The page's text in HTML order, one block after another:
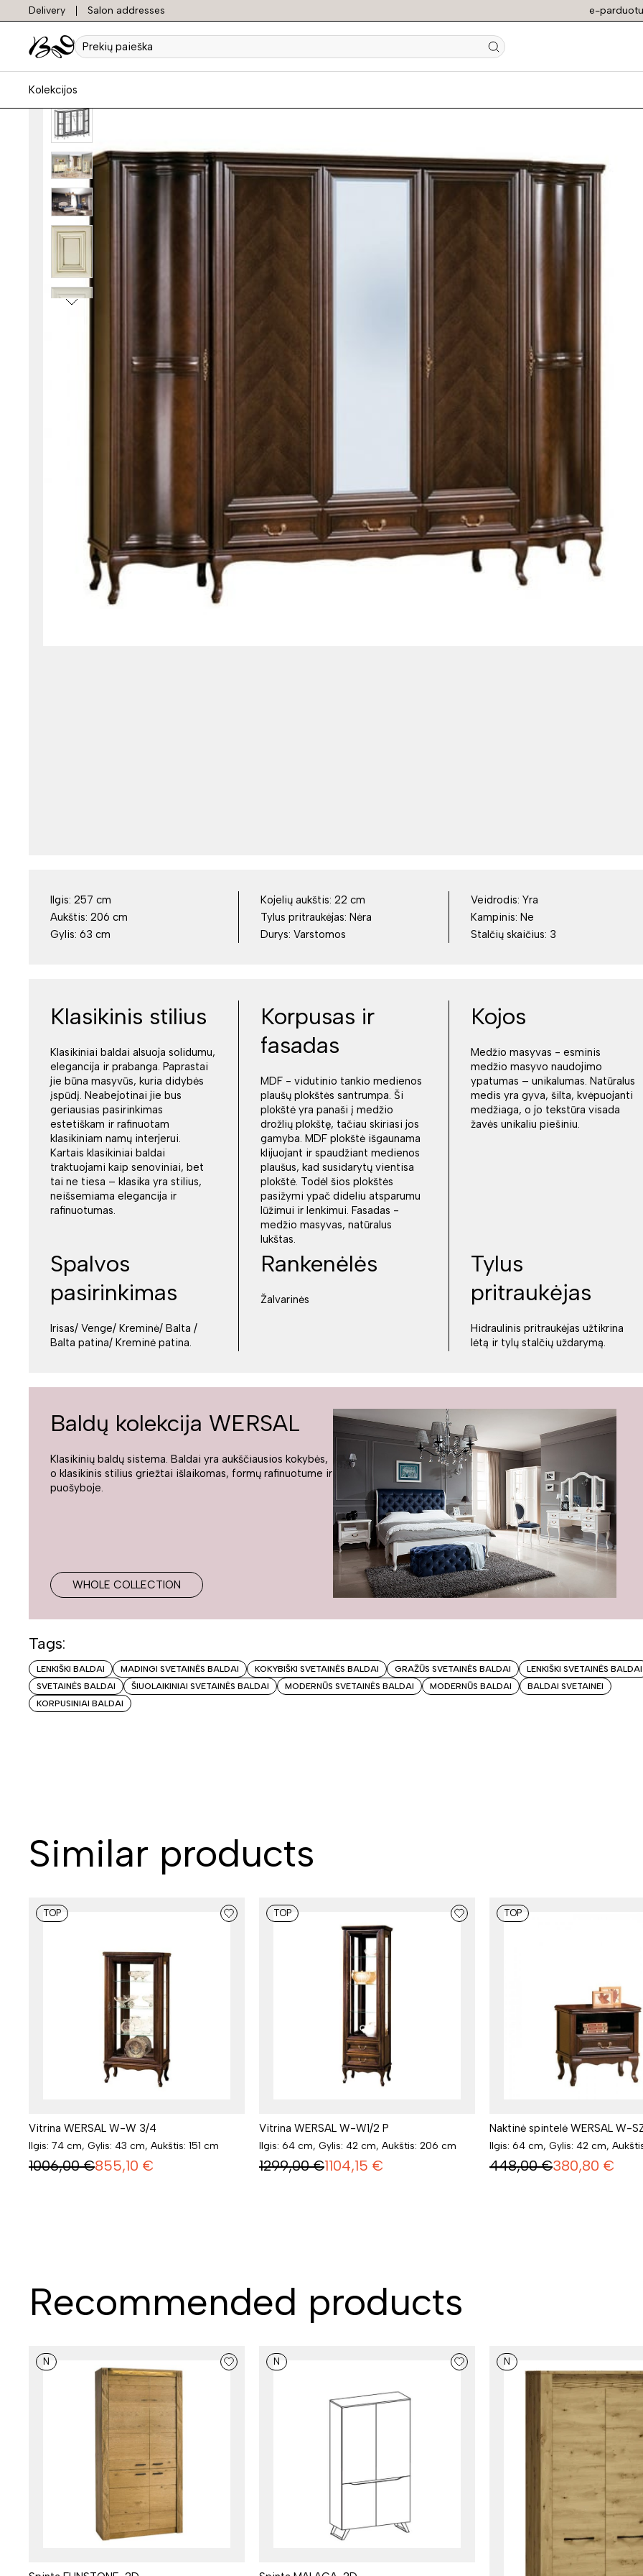
Delivery Salon addresses e-
Prekių
paieška
Kolekcijos
Ilgis: 257 cm
Aukštis: 206 cm
Gylis: 63 cm
Kojelių aukštis: 22 cm
Tylus pritraukėjas: Nėra
Durys: Varstomos
Veidrodis: Yra
Kampinis: Ne
Stalčių skaičius: 3
Klasikinis stilius
Klasikiniai baldai alsuoja solidumu,
elegancija ir prabanga. Paprastai
jie būna masyvūs, kuria didybės
įspūdį. Neabejotinai jie bus
geriausias pasirinkimas
estetiškam ir rafinuotam
klasikiniam namų interjerui.
Kartais klasikiniai baldai
traktuojami kaip senoviniai, bet
tai ne tiesa – klasika yra stilius,
neišsemiama elegancija ir
rafinuotumas.
Korpusas ir
fasadas
MDF - vidutinio tankio medienos
plaušų plokštės santrumpa. Ši
plokštė yra panaši į medžio
drožlių plokštę, tačiau skiriasi jos
gamyba. MDF plokštė išgaunama
klijuojant ir spaudžiant medienos
plaušus, kad susidarytų vientisa
plokštė. Todėl šios plokštės
pasižymi ypač dideliu atsparumu
lūžimui ir lenkimui. Fasadas -
medžio masyvas, natūralus
lukštas.
Kojos
Medžio masyvas - esminis
medžio masyvo naudojimo
ypatumas – unikalumas. Natūralus
medis yra gyva, šilta, kvėpuojanti
medžiaga, o jo tekstūra visada
žavės unikaliu piešiniu.
Spalvos
pasirinkimas
Irisas/ Venge/ Kreminė/ Balta /
Balta patina/ Kreminė patina.
Rankenėlės
Žalvarinės
Tylus
pritraukėjas
Hidraulinis pritraukėjas užtikrina
lėtą ir tylų stalčių uždarymą.
Baldų kolekcija WERSAL
Klasikinių baldų sistema. Baldai yra aukščiausios kokybės,
o klasikinis stilius griežtai išlaikomas, formų rafinuotume ir
puošyboje.
WHOLE COLLECTION
Tags:
LENKIŠKI BALDAI MADINGI SVETAINĖS BALDAI KOKYBIŠKI SVETAINĖS BALDAI GRAŽŪS SVETAINĖS BALDAI
LENKIŠKI SVETAINĖS BALDAI
SVETAINĖS BALDAI
ŠIUOLAIKINIAI SVETAINĖS BALDAI MODERNŪS SVETAINĖS BALDAI MODERNŪS BALDAI
BALDAI SVETAINEI
KORPUSINIAI BALDAI
Similar products
TOP
Vitrina WERSAL W-W 3/4
Ilgis: 74 cm, Gylis: 43 cm, Aukštis: 151 cm
1006,00 €855,10 €
TOP
Vitrina WERSAL W-W1/2 P
Ilgis: 64 cm, Gylis: 42 cm, Aukštis: 206 cm
1299,00 €1104,15 €
TOP
Naktinė spintelė WERSAL W-
Ilgis: 64 cm, Gylis: 42 cm,
448,00 €380,80 €
Recommended products
N N N